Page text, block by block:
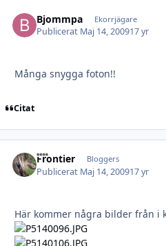
Bjommpa Ekorrjägare
Publicerat Maj 14, 200917 yr
Många snygga foton!!
Citat
Frontier Bloggers
Publicerat Maj 14, 200917 yr
Här kommer några bilder från i